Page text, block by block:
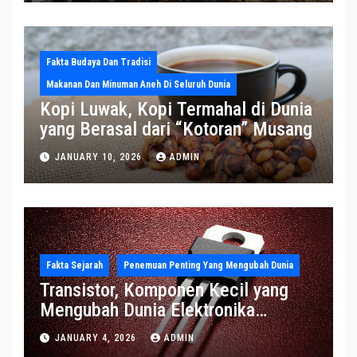
Fakta Budaya Dan Tradisi
Makanan Dan Minuman Aneh Di Seluruh Dunia
Kopi Luwak, Kopi Termahal di Dunia
yang Berasal dari “Kotoran” Musang
JANUARY 10, 2026 ADMIN
Fakta Sejarah Penemuan Penting Yang Mengubah Dunia
Transistor, Komponen Kecil yang
Mengubah Dunia Elektronika
Modern
JANUARY 4, 2026 ADMIN